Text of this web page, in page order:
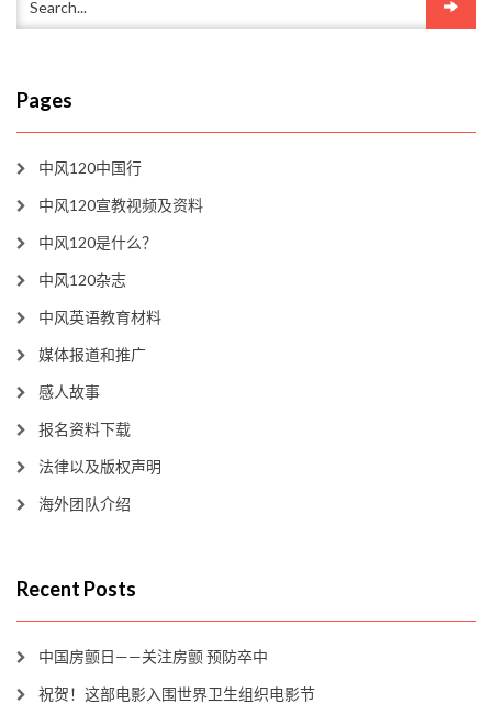
Pages
中风120中国行
中风120宣教视频及资料
中风120是什么？
中风120杂志
中风英语教育材料
媒体报道和推广
感人故事
报名资料下载
法律以及版权声明
海外团队介绍
Recent Posts
中国房颤日——关注房颤 预防卒中
祝贺！这部电影入围世界卫生组织电影节